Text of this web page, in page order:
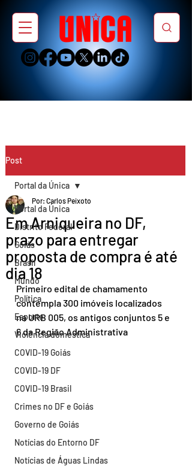
Post
Portal da Única
Distrito Federal
Goiás
Brasil
Mundo
Política
Esporte
Violência doméstica
COVID-19 Goiás
COVID-19 DF
COVID-19 Brasil
Crimes no DF e Goiás
Governo de Goiás
Notícias do Entorno DF
Notícias de Águas Lindas
Portal da Única
Em Arniqueira no DF,
prazo para entregar
proposta de compra é até
dia 18
Por: Carlos Peixoto
Primeiro edital de chamamento
contempla 300 imóveis localizados
na URB 005, os antigos conjuntos 5 e
6 da Região Administrativa